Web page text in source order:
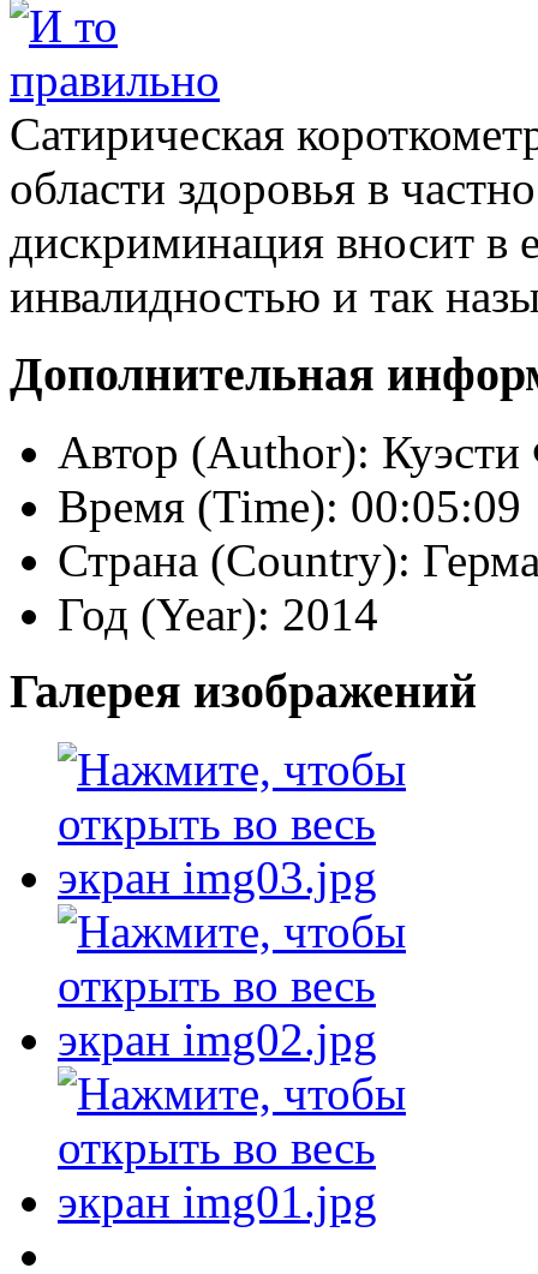
Сатирическая
области здоровья в
дискриминация вносит
инвалидностью и так
Дополнительная
Автор (Author):
Время (Time): 00:05:09
Страна (Country):
Год (Year): 2014
Галерея изображений